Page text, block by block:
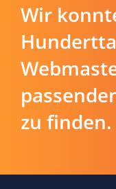
Wir
zu finden.